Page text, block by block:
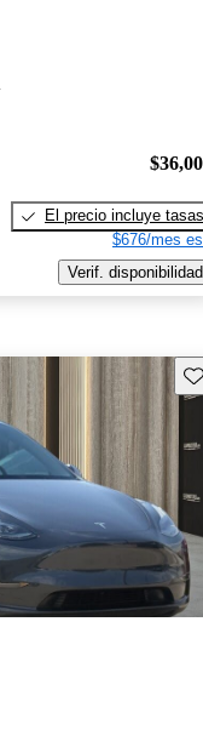
El precio incluye tasas
$676/mes
Verif. disponibilidad